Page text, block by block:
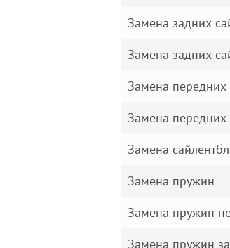
Замена задних
Замена задних
Замена передних
Замена передних
Замена
Замена пружин
Замена пружин
Замена пружин